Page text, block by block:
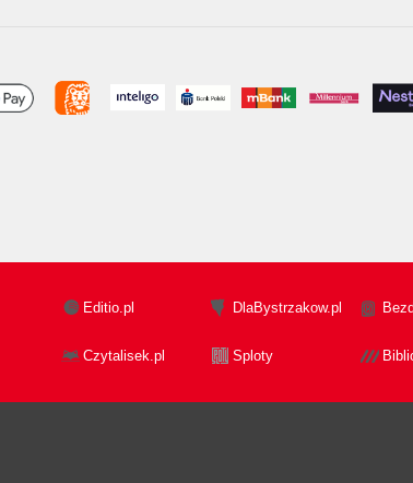
Editio.pl DlaBystrzakow.pl
Czytalisek.pl Sploty